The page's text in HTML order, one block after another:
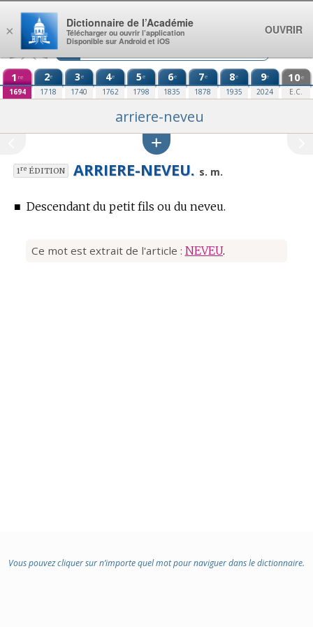
Aller au contenu
1 re
1694
2e
1718
3e
1740
4e
1762
5e
1798
6e
1835
7e
1878
8e
1935
9e
2024
10e
E.C.
arriere-neveu
1reÉDITION ARRIERE-NEVEU. s. m.
■ Descendant du petit fils ou du neveu.
Ce mot est extrait de l'article : NEVEU.
Vous pouvez cliquer sur n’importe quel mot pour naviguer dans le dictionnaire.
×
Dictionnaire de l’Académie
Télécharger ou ouvrir l’application
Disponible sur Android et iOS
OUVRIR